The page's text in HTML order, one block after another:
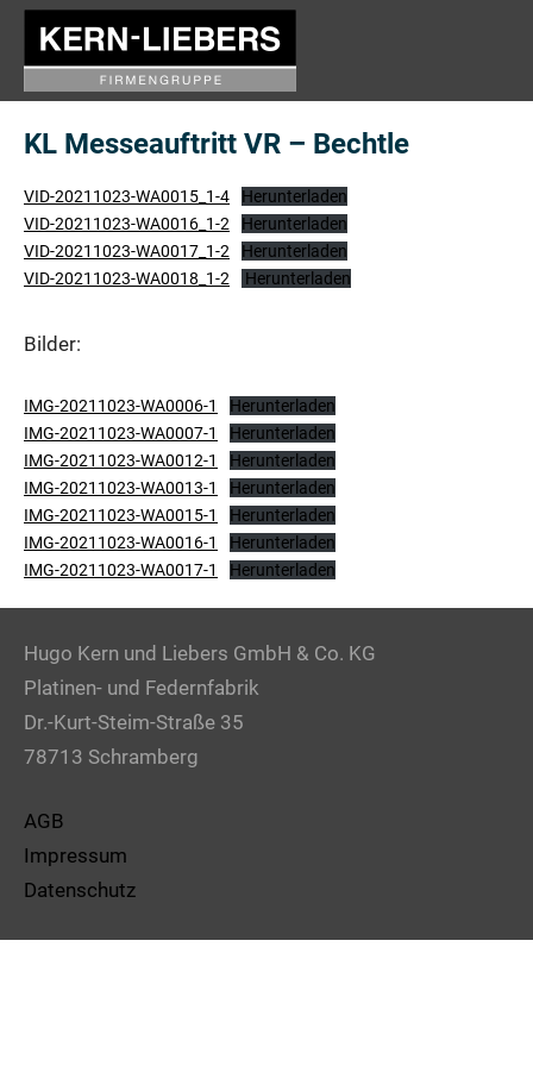
Zum
Inhalt
Kern
Liebers
Messe
KL Messeauftritt VR – Bechtle
VID-20211023-WA0015_1-4
Herunterladen
VID-20211023-WA0016_1-2
Herunterladen
VID-20211023-WA0017_1-2
Herunterladen
VID-20211023-WA0018_1-2
Herunterladen
Bilder:
IMG-20211023-WA0006-1
Herunterladen
IMG-20211023-WA0007-1
Herunterladen
IMG-20211023-WA0012-1
Herunterladen
IMG-20211023-WA0013-1
Herunterladen
IMG-20211023-WA0015-1
Herunterladen
IMG-20211023-WA0016-1
Herunterladen
IMG-20211023-WA0017-1
Herunterladen
Hugo Kern und Liebers GmbH & Co. KG
Platinen- und Federnfabrik
Dr.-Kurt-Steim-Straße 35
78713 Schramberg
AGB
Impressum
Datenschutz